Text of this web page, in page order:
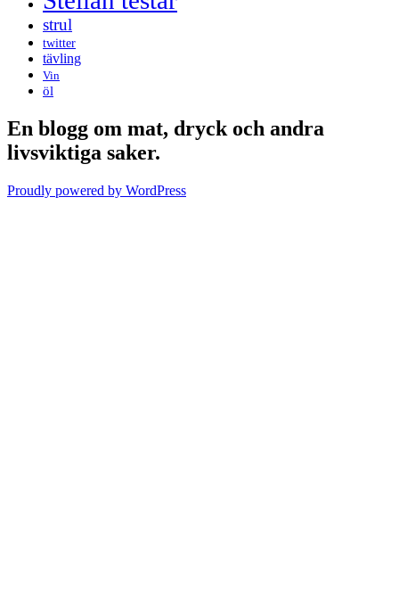
strul
twitter
tävling
Vin
öl
En blogg om mat, dryck och andra
livsviktiga saker.
Proudly powered by WordPress